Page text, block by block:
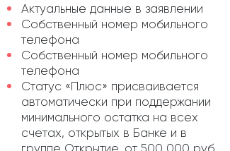
Актуальные данные в заявлении
Собственный номер мобильного
телефона
Собственный номер мобильного
телефона
Статус «Плюс» присваивается
автоматически при поддержании
минимального остатка на всех
счетах, открытых в Банке и в
группе Открытие, от 500 000 руб.